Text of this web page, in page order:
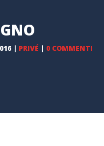
| PRIVÉ | 0 COMMENTI